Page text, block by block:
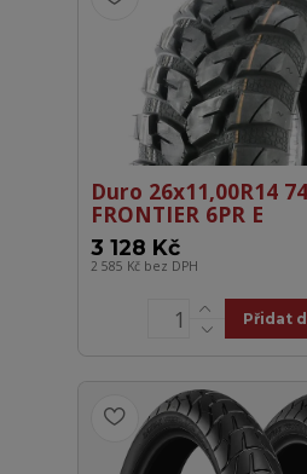
Duro 26x11,00R14
FRONTIER 6PR E
3 128 Kč
2 585 Kč bez DPH
Přidat